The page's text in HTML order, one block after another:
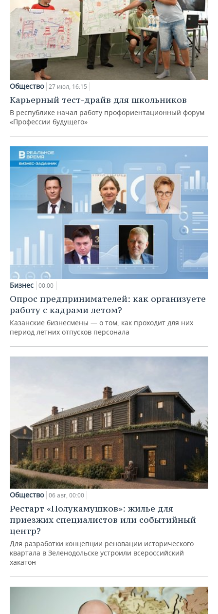
Общество 27 июл, 16:15
Карьерный тест-драйв для школьников
В республике начал работу профориентационный форум
«Профессии будущего»
Бизнес 00:00
Опрос предпринимателей: как организуете
работу с кадрами летом?
Казанские бизнесмены — о том, как проходит для них
период летних отпусков персонала
Общество 06 авг, 00:00
Рестарт «Полукамушков»: жилье для
приезжих специалистов или событийный
центр?
Для разработки концепции реновации исторического
квартала в Зеленодольске устроили всероссийский
хакатон